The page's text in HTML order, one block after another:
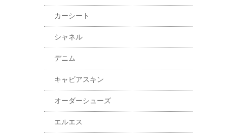
カーシート
シャネル
デニム
キャビアスキン
オーダーシューズ
エルエス